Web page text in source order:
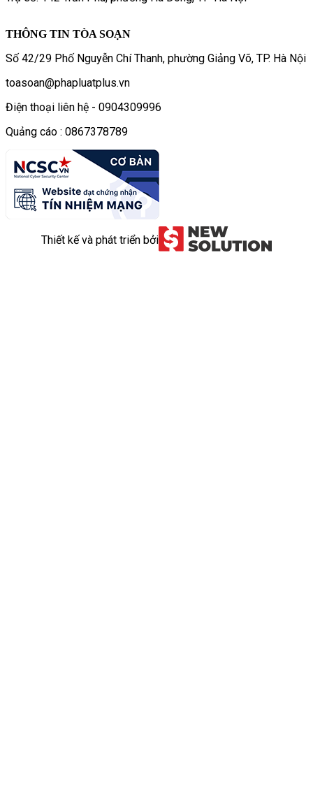
THÔNG TIN TÒA SOẠN
Số 42/29 Phố Nguyễn Chí Thanh, phường Giảng Võ, TP. Hà Nội
toasoan@phapluatplus.vn
Điện thoại liên hệ - 0904309996
Quảng cáo : 0867378789
Thiết kế và phát triển bởi